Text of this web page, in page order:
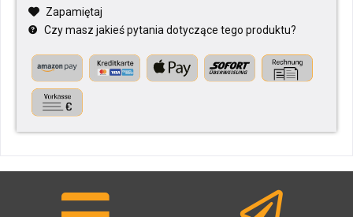
Zapamiętaj
Czy masz jakieś pytania dotyczące tego produktu?